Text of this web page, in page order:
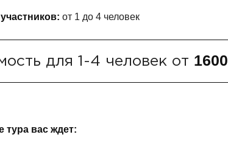
от 1 до 4 человек
для 1-4 человек от
тура вас ждет: